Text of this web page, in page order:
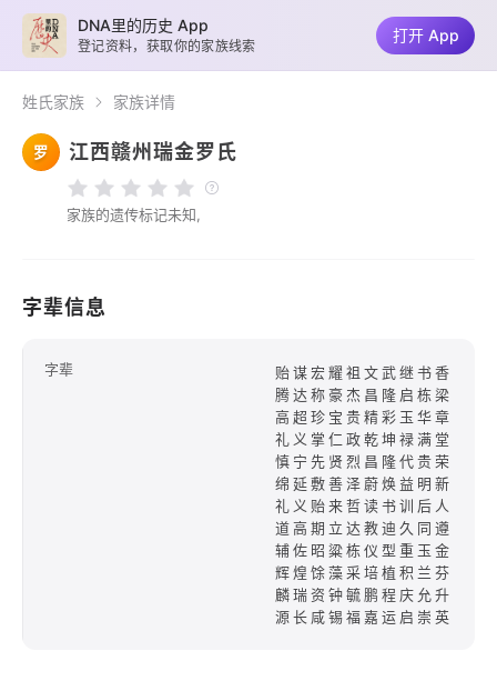
姓氏家族 家族详情
罗 江西赣州瑞金罗氏
家族的遗传标记未知,
字辈信息
字辈
贻谋宏耀祖文武继书香
腾达称豪杰昌隆启栋梁
高超珍宝贵精彩玉华章
礼义掌仁政乾坤禄满堂
慎宁先贤烈昌隆代贵荣
绵延敷善泽蔚焕益明新
礼义贻来哲读书训后人
道高期立达教迪久同遵
辅佐昭粱栋仪型重玉金
辉煌馀藻采培植积兰芬
麟瑞资钟毓鹏程庆允升
源长咸锡福嘉运启崇英
DNA里的历史 App
登记资料，获取你的家族线索
打开 App